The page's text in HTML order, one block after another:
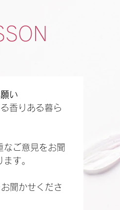
い
香りある暮ら
なご意見をお聞
す。
聞かせくださ